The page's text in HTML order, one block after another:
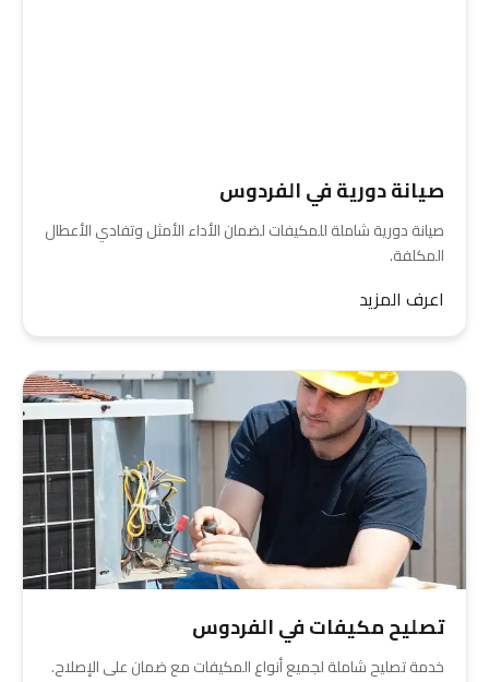
صيانة دورية في الفردوس
صيانة دورية شاملة للمكيفات لضمان الأداء الأمثل وتفادي الأعطال
المكلفة.
اعرف المزيد
تصليح مكيفات في الفردوس
خدمة تصليح شاملة لجميع أنواع المكيفات مع ضمان على الإصلاح.